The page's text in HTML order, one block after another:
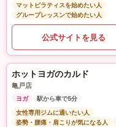
マットピラティスを始めたい人
グループレッスンで始めたい人
公式サイトを見る
ホットヨガのカルド
亀戸店
ヨガ
駅から車で5分
女性専用ジムに通いたい人
姿勢・腰痛・肩こりが気になる人